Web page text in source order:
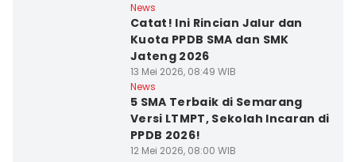
News
Catat! Ini Rincian Jalur dan
Kuota PPDB SMA dan SMK
Jateng 2026
13 Mei 2026, 08:49 WIB
News
5 SMA Terbaik di Semarang
Versi LTMPT, Sekolah Incaran di
PPDB 2026!
12 Mei 2026, 08:00 WIB